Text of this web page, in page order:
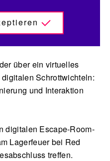
über ein virtuelles
Schrottwichteln:
und Interaktion
digitalen Escape-Room-
Lagerfeuer bei Red
treffen.